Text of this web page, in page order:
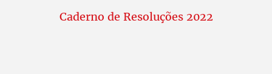
Caderno de Resoluções 2022